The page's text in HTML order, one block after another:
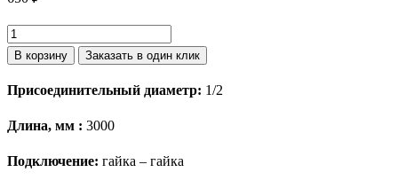
Количество
товара
1/2
3м
Г
В корзину Заказать в один клик
Присоединительный диаметр: 1/2
Длина, мм : 3000
Подключение: гайка – гайка